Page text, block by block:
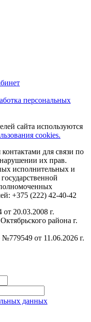
персональных
сайта используются
cookies.
для связи по
их прав.
исполнительных и
+375 (222) 42-40-42
20.03.2008 г.
района г.
№779549 от 11.06.2026 г.
данных